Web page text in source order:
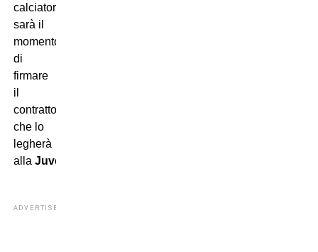
calciatore
sarà il
momento
di
firmare
il
contratto
che lo
legherà
alla Juventus
ADVERTISEMENT